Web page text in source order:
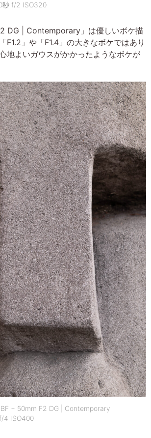
秒 f/2 ISO320
DG | Contemporary」は優しいボケ描
F1.2」や「F1.4」の大きなボケではあり
地よいガウスがかかったようなボケが
+ 50mm F2 DG | Contemporary
4 ISO400